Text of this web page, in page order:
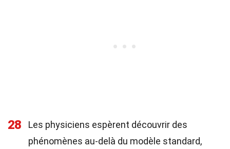
28
Les physiciens espèrent découvrir des
phénomènes au-delà du modèle standard,